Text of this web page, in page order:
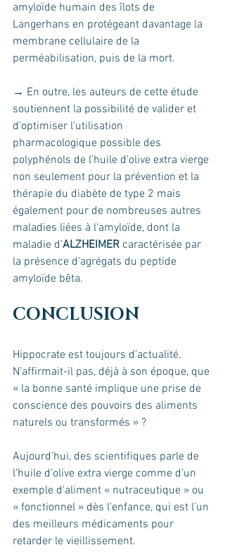
amyloïde humain des îlots de
Langerhans en protégeant davantage la
membrane cellulaire de la
perméabilisation, puis de la mort.
→ En outre, les auteurs de cette étude
soutiennent la possibilité de valider et
d'optimiser l'utilisation
pharmacologique possible des
polyphénols de l'huile d’olive extra vierge
non seulement pour la prévention et la
thérapie du diabète de type 2 mais
également pour de nombreuses autres
maladies liées à l'amyloïde, dont la
maladie d’ALZHEIMER caractérisée par
la présence d’agrégats du peptide
amyloïde bêta.
CONCLUSION
Hippocrate est toujours d’actualité.
N’affirmait-il pas, déjà à son époque, que
« la bonne santé implique une prise de
conscience des pouvoirs des aliments
naturels ou transformés » ?
Aujourd’hui, des scientifiques parle de
l’huile d’olive extra vierge comme d’un
exemple d'aliment « nutraceutique » ou
« fonctionnel » dès l'enfance, qui est l'un
des meilleurs médicaments pour
retarder le vieillissement.